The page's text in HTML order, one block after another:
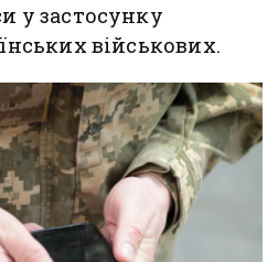
у застосунку
військових.